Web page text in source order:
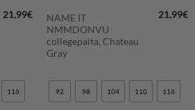
21,99€
116
NAME IT
NMMDONVU
collegepaita, Chateau
Gray
21,99€
92 98 104 110 116